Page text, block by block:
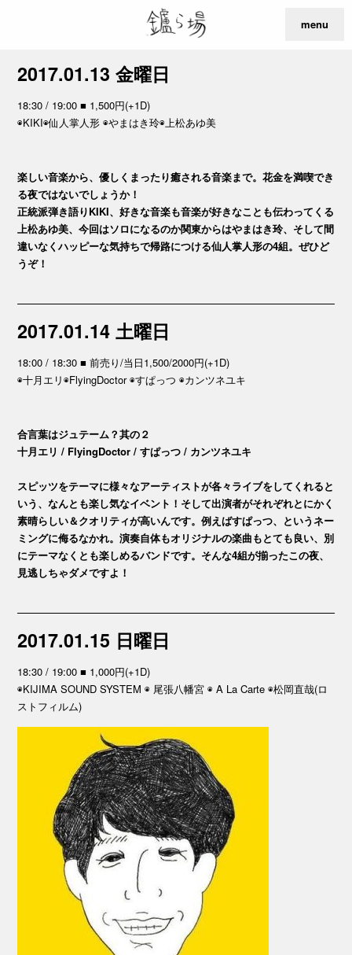
menu
2017.01.13 金曜日
18:30 / 19:00 ■ 1,500円(+1D)
◉KIKI◉仙人掌人形 ◉やまはき玲◉上松あゆ美
楽しい音楽から、優しくまったり癒される音楽まで。花金を満喫でき
る夜ではないでしょうか！
正統派弾き語りKIKI、好きな音楽も音楽が好きなことも伝わってくる
上松あゆ美、今回はソロになるのか関東からはやまはき玲、そして間
違いなくハッピーな気持ちで帰路につける仙人掌人形の4組。ぜひど
うぞ！
2017.01.14 土曜日
18:00 / 18:30 ■ 前売り/当日1,500/2000円(+1D)
◉十月エリ◉FlyingDoctor ◉すぱっつ ◉カンツネユキ
合言葉はジュテーム？其の２
十月エリ / FlyingDoctor / すぱっつ / カンツネユキ
スピッツをテーマに様々なアーティストが各々ライブをしてくれると
いう、なんとも楽し気なイベント！そして出演者がそれぞれとにかく
素晴らしい＆クオリティが高いんです。例えばすぱっつ、というネー
ミングに侮るなかれ。演奏自体もオリジナルの楽曲もとても良い、別
にテーマなくとも楽しめるバンドです。そんな4組が揃ったこの夜、
見逃しちゃダメですよ！
2017.01.15 日曜日
18:30 / 19:00 ■ 1,000円(+1D)
◉KIJIMA SOUND SYSTEM ◉ 尾張八幡宮 ◉ A La Carte ◉松岡直哉(ロ
ストフィルム)